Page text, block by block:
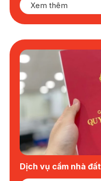
Xem thêm
Dịch vụ cầm nhà đất